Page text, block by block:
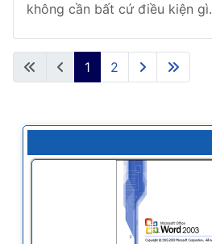
không cần bất cứ điều kiện gì.
1 2